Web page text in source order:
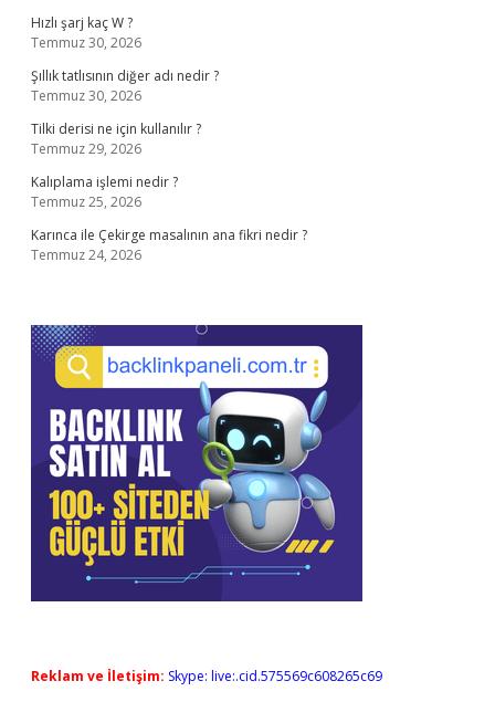
Hızlı şarj kaç W ?
Temmuz 30, 2026
Şıllık tatlısının diğer adı nedir ?
Temmuz 30, 2026
Tilki derisi ne için kullanılır ?
Temmuz 29, 2026
Kalıplama işlemi nedir ?
Temmuz 25, 2026
Karınca ile Çekirge masalının ana fikri nedir ?
Temmuz 24, 2026
Reklam ve İletişim: Skype: live:.cid.575569c608265c69